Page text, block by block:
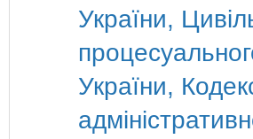
України,
України,